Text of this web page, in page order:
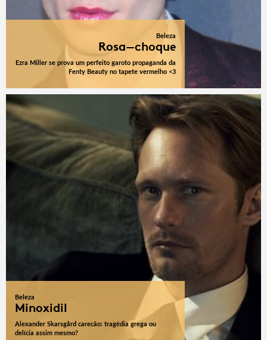
Beleza
Rosa-choque
Ezra Miller se prova um perfeito garoto propaganda da
Fenty Beauty no tapete vermelho <3
Beleza
Minoxidil
Alexander Skarsgård carecão: tragédia grega ou
delícia assim mesmo?